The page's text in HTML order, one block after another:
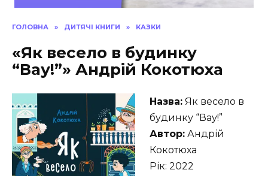
ГОЛОВНА » ДИТЯЧІ КНИГИ » КАЗКИ
«Як весело в будинку
“Вау!”» Андрій Кокотюха
Назва: Як весело в
будинку “Вау!”
Автор: Андрій
Кокотюха
Рік: 2022